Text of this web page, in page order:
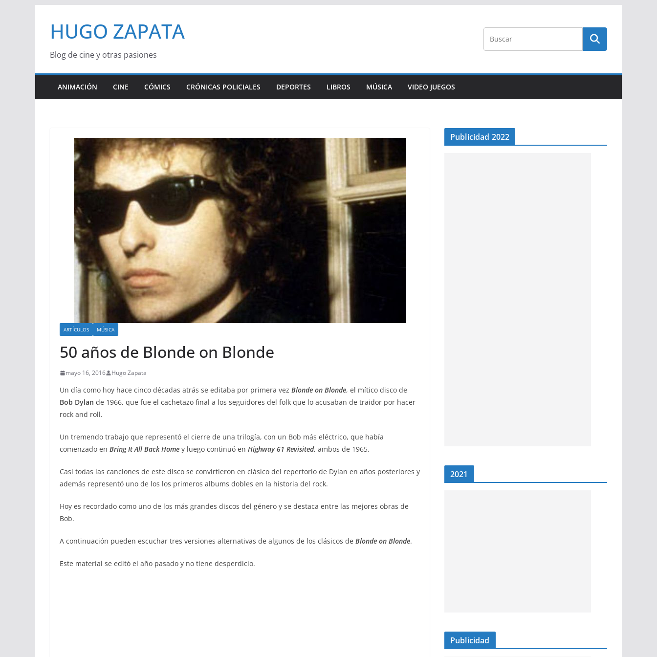
contenido
HUGO ZAPATA
Blog de cine y otras pasiones
ANIMACIÓN CINE CÓMICS CRÓNICAS POLICIALES DEPORTES LIBROS MÚSICA VIDEO JUEGOS
ARTÍCULOS MÚSICA
50 años de Blonde on Blonde
mayo 16, 2016 Hugo Zapata
Un día como hoy hace cinco décadas atrás se editaba por primera vez Blonde on Blonde, el mítico disco de
Bob Dylan de 1966, que fue el cachetazo final a los seguidores del folk que lo acusaban de traidor por hacer
rock and roll.
Un tremendo trabajo que representó el cierre de una trilogía, con un Bob más eléctrico, que había
comenzado en Bring It All Back Home y luego continuó en Highway 61 Revisited, ambos de 1965.
Casi todas las canciones de este disco se convirtieron en clásico del repertorio de Dylan en años posteriores y
además representó uno de los los primeros albums dobles en la historia del rock.
Hoy es recordado como uno de los más grandes discos del género y se destaca entre las mejores obras de
Bob.
A continuación pueden escuchar tres versiones alternativas de algunos de los clásicos de Blonde on Blonde.
Este material se editó el año pasado y no tiene desperdicio.
Publicidad 2022
2021
Publicidad